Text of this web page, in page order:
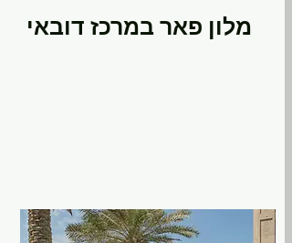
מלון פאר במרכז דובאי